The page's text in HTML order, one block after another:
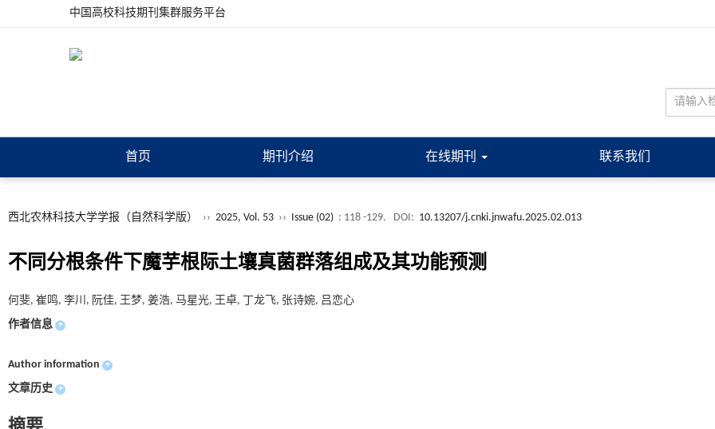
中国高校科技期刊集群服务平台
首页 期刊介绍 在线期刊 联系我们
西北农林科技大学学报（自然科学版） ›› 2025, Vol. 53 ›› Issue (02) : 118 -129. DOI: 10.13207/j.cnki.jnwafu.2025.02.013
不同分根条件下魔芋根际土壤真菌群落组成及其功能预测
何斐, 崔鸣, 李川, 阮佳, 王梦, 姜浩, 马星光, 王卓, 丁龙飞, 张诗婉, 吕恋心
作者信息 +
Author information +
文章历史 +